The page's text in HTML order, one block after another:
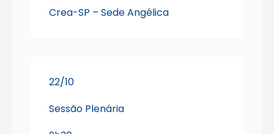
Crea-SP – Sede Angélica
22/10
Sessão Plenária